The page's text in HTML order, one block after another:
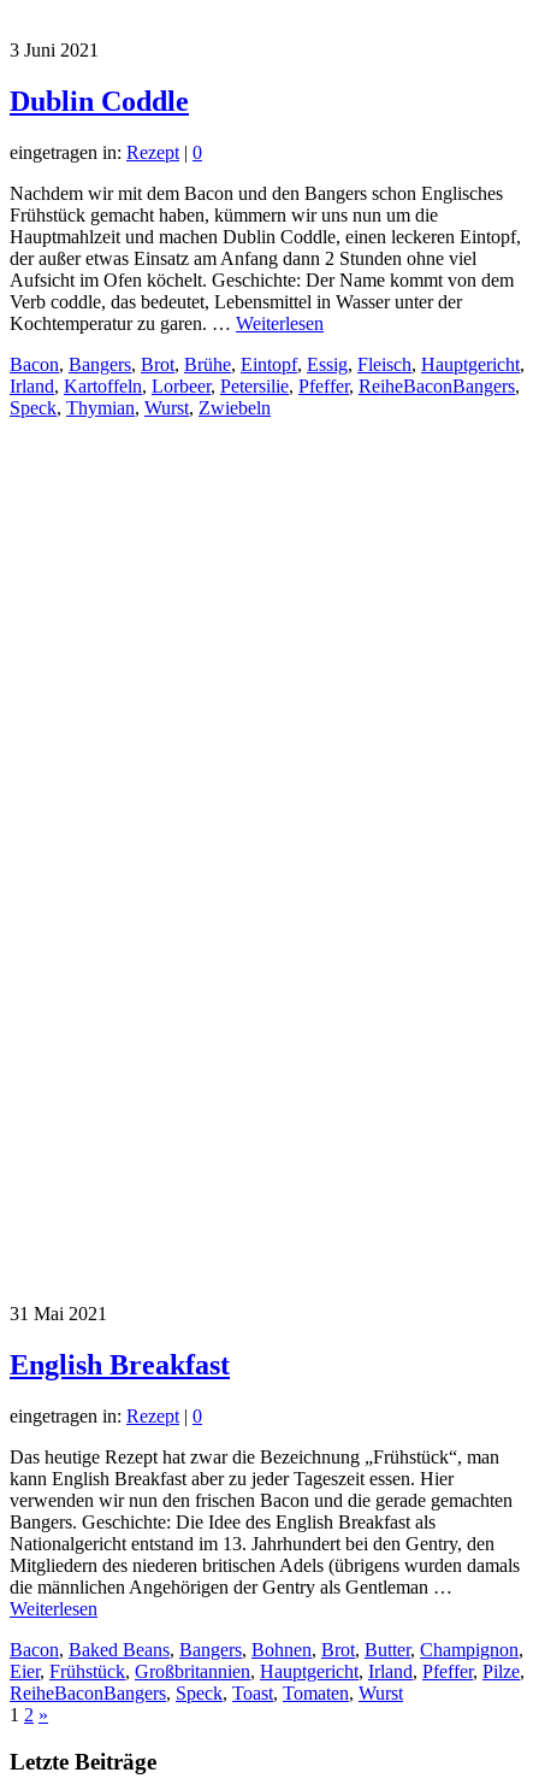
3 Juni 2021
Dublin Coddle
eingetragen in: Rezept | 0
Nachdem wir mit dem Bacon und den Bangers schon Englisches
Frühstück gemacht haben, kümmern wir uns nun um die
Hauptmahlzeit und machen Dublin Coddle, einen leckeren Eintopf,
der außer etwas Einsatz am Anfang dann 2 Stunden ohne viel
Aufsicht im Ofen köchelt. Geschichte: Der Name kommt von dem
Verb coddle, das bedeutet, Lebensmittel in Wasser unter der
Kochtemperatur zu garen. … Weiterlesen
Bacon, Bangers, Brot, Brühe, Eintopf, Essig, Fleisch, Hauptgericht,
Irland, Kartoffeln, Lorbeer, Petersilie, Pfeffer, ReiheBaconBangers,
Speck, Thymian, Wurst, Zwiebeln
31 Mai 2021
English Breakfast
eingetragen in: Rezept | 0
Das heutige Rezept hat zwar die Bezeichnung „Frühstück“, man
kann English Breakfast aber zu jeder Tageszeit essen. Hier
verwenden wir nun den frischen Bacon und die gerade gemachten
Bangers. Geschichte: Die Idee des English Breakfast als
Nationalgericht entstand im 13. Jahrhundert bei den Gentry, den
Mitgliedern des niederen britischen Adels (übrigens wurden damals
die männlichen Angehörigen der Gentry als Gentleman …
Weiterlesen
Bacon, Baked Beans, Bangers, Bohnen, Brot, Butter, Champignon,
Eier, Frühstück, Großbritannien, Hauptgericht, Irland, Pfeffer, Pilze,
ReiheBaconBangers, Speck, Toast, Tomaten, Wurst
1 2 »
Letzte Beiträge